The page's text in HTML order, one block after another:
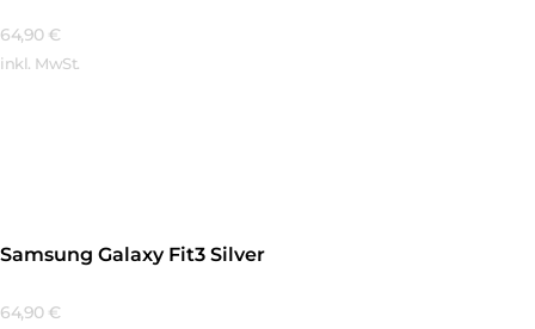
64,90 €
inkl. MwSt.
Samsung Galaxy Fit3 Silver
64,90 €